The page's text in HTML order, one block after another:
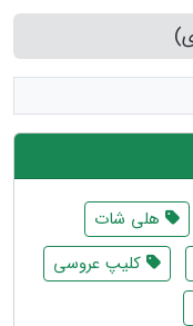
هلی شات
کلیپ عروسی